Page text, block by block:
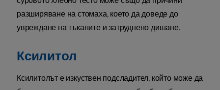
разширяване на стомаха, което да доведе до
увреждане на тъканите и затруднено дишане.
Ксилитол
Ксилитолът е изкуствен подсладител, който може да